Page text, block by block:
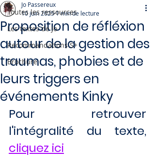
Toutes les ressources
Les textes de Jo
Recommandations S+
Brochure
Proposition de réfléxion
autour de la gestion des
traumas, phobies et de
leurs triggers en
événements Kinky
Jo Passereux
10 juin 20251 min de lecture
Pour retrouver
cliquez ici